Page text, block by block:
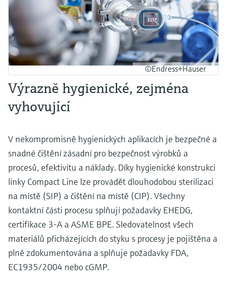
©Endress+Hauser
Výrazně hygienické, zejména
vyhovující
V nekompromisně hygienických aplikacích je bezpečné a
snadné čištění zásadní pro bezpečnost výrobků a
procesů, efektivitu a náklady. Díky hygienické konstrukci
linky Compact Line lze provádět dlouhodobou sterilizaci
na místě (SIP) a čištění na místě (CIP). Všechny
kontaktní části procesu splňují požadavky EHEDG,
certifikace 3-A a ASME BPE. Sledovatelnost všech
materiálů přicházejících do styku s procesy je pojištěna a
plně zdokumentována a splňuje požadavky FDA,
EC1935/2004 nebo cGMP.